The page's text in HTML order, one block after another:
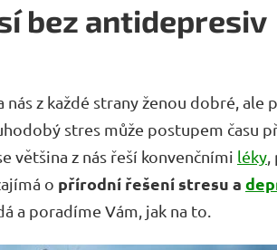
bez antidepresiv
z každé strany ženou dobré, ale
stres může postupem času
většina z nás řeší konvenčními léky
o přírodní řešení stresu a
a poradíme Vám, jak na to.